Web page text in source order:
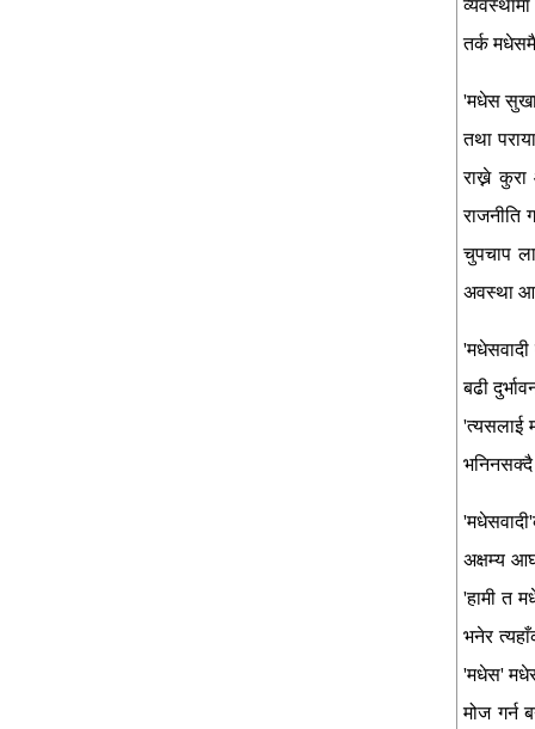
तर्क
'मधेस सुखा
तथा
राख्ने
राजनीति
चुपचाप
अवस्था
बढी
'त्यसलाई
भनिनसक्दै
अक्षम्य
'हामी त
भनेर
'मधेस'
मोज गर्न